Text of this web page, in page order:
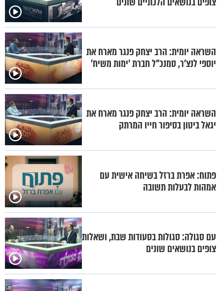
השראה יומית: הרב יצחק פנגר מארח את
יוספי לנצ'ר, סמנכ"ל חברת 'ימות משיח'
השראה יומית: הרב יצחק פנגר מארח את
יגאל ביטון בסיפור חייו המרתק
פתוח: אפרת ברזל בשיחה אישית עם
אמהות לבעלות תשובה
עם סגולה: סגולות בסעודות שבת, ושאלות
צופים בנושאים שונים